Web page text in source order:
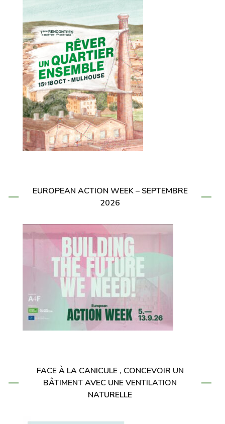
EUROPEAN ACTION WEEK – SEPTEMBRE
2026
FACE À LA CANICULE , CONCEVOIR UN
BÂTIMENT AVEC UNE VENTILATION
NATURELLE